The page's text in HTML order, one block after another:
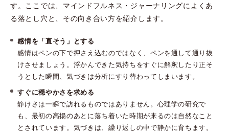
す。ここでは、マインドフルネス・ジャーナリングによくあ
る落とし穴と、その向き合い方を紹介します。
感情を「直そう」とする
感情はペンの下で押さえ込むのではなく、ペンを通して通り抜
けさせましょう。浮かんできた気持ちをすぐに解釈したり正そ
うとした瞬間、気づきは分析にすり替わってしまいます。
すぐに穏やかさを求める
静けさは一瞬で訪れるものではありません。心理学の研究で
も、最初の高揚のあとに落ち着いた時期が来るのは自然なこと
とされています。気づきは、繰り返しの中で静かに育ちます。